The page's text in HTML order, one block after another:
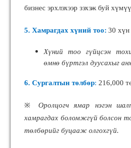
бизнес эрхлэхээр зэхэж буй
5. Хамрагдах хүний тоо: 30 хүн
Хүний тоо гүйцсэн
өмнө бүртгэл дуусахыг
6. Сургалтын төлбөр: 216,000
※ Оролцогч ямар нэгэн
хамрагдах боломжгүй болсон
төлбөрийг буцааж олгохгүй.